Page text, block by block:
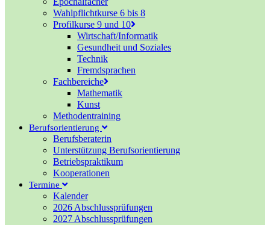
Wahlpflichtkurse 6 bis 8
Profilkurse 9 und 10
Wirtschaft/Informatik
Gesundheit und Soziales
Technik
Fremdsprachen
Fachbereiche
Mathematik
Kunst
Methodentraining
Berufsorientierung
Berufsberaterin
Unterstützung Berufsorientierung
Betriebspraktikum
Kooperationen
Termine
Kalender
2026 Abschlussprüfungen
2027 Abschlussprüfungen